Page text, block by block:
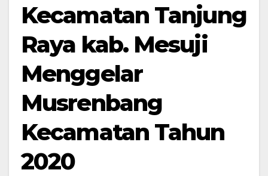
Kecamatan Tanjung
Raya kab. Mesuji
Menggelar
Musrenbang
Kecamatan Tahun
2020